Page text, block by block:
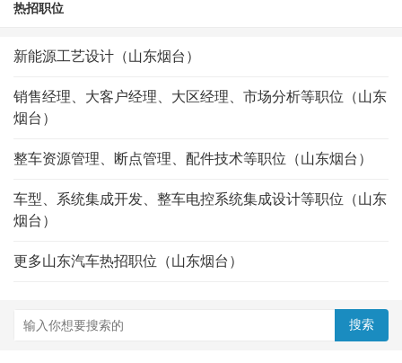
热招职位
新能源工艺设计（山东烟台）
销售经理、大客户经理、大区经理、市场分析等职位（山东
烟台）
整车资源管理、断点管理、配件技术等职位（山东烟台）
车型、系统集成开发、整车电控系统集成设计等职位（山东
烟台）
更多山东汽车热招职位（山东烟台）